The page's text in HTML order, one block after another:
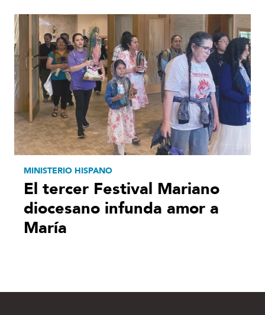
MINISTERIO HISPANO
El tercer Festival Mariano
diocesano infunda amor a
María